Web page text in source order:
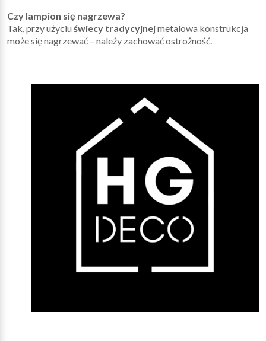
Czy lampion się nagrzewa?
Tak, przy użyciu świecy tradycyjnejmetalowa konstrukcja
może się nagrzewać – należy zachować ostrożność.